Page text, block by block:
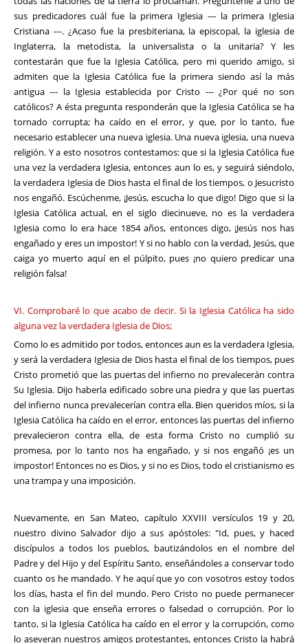
sus predicadores cuál fue la primera Iglesia --- la primera Iglesia
Cristiana ---. ¿Acaso fue la presbiteriana, la episcopal, la iglesia de
Inglaterra, la metodista, la universalista o la unitaria? Y les
contestarán que fue la Iglesia Católica, pero mi querido amigo, si
admiten que la Iglesia Católica fue la primera siendo así la más
antigua --- la Iglesia establecida por Cristo --- ¿Por qué no son
católicos? A ésta pregunta responderán que la Iglesia Católica se ha
tornado corrupta; ha caído en el error, y que, por lo tanto, fue
necesario establecer una nueva iglesia. Una nueva iglesia, una nueva
religión. Y a esto nosotros contestamos: que si la Iglesia Católica fue
una vez la verdadera Iglesia, entonces aun lo es, y seguirá siéndolo,
la verdadera Iglesia de Dios hasta el final de los tiempos, o Jesucristo
nos engañó. Escúchenme, ¡Jesús, escucha lo que digo! Digo que si la
Iglesia Católica actual, en el siglo diecinueve, no es la verdadera
Iglesia como lo era hace 1854 años, entonces digo, ¡Jesús nos has
engañado y eres un impostor! Y si no hablo con la verdad, Jesús, que
caiga yo muerto aquí en el púlpito, pues ¡no quiero predicar una
religión falsa!
VI. Comprobaré lo que acabo de decir. Si la Iglesia Católica ha sido
alguna vez la verdadera Iglesia de Dios;
Como lo es admitido por todos, entonces aun es la verdadera Iglesia,
y será la verdadera Iglesia de Dios hasta el final de los tiempos, pues
Cristo prometió que las puertas del infierno no prevalecerán contra
Su Iglesia. Dijo haberla edificado sobre una piedra y que las puertas
del infierno nunca prevalecerían contra ella. Bien queridos míos, si la
Iglesia Católica ha caído en el error, entonces las puertas del infierno
prevalecieron contra ella, de esta forma Cristo no cumplió su
promesa, por lo tanto nos ha engañado, y si nos engañó ¡es un
impostor! Entonces no es Dios, y si no es Dios, todo el cristianismo es
una trampa y una imposición.
Nuevamente, en San Mateo, capítulo XXVIII versículos 19 y 20,
nuestro divino Salvador dijo a sus apóstoles: "Id, pues, y haced
discípulos a todos los pueblos, bautizándolos en el nombre del
Padre y del Hijo y del Espíritu Santo, enseñándoles a conservar todo
cuanto os he mandado. Y he aquí que yo con vosotros estoy todos
los días, hasta el fin del mundo. Pero Cristo no puede permanecer
con la iglesia que enseña errores o falsedad o corrupción. Por lo
tanto, si la Iglesia Católica ha caído en el error y la corrupción, como
lo aseveran nuestros amigos protestantes, entonces Cristo la habrá